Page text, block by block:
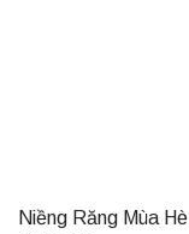
Niềng Răng Mùa